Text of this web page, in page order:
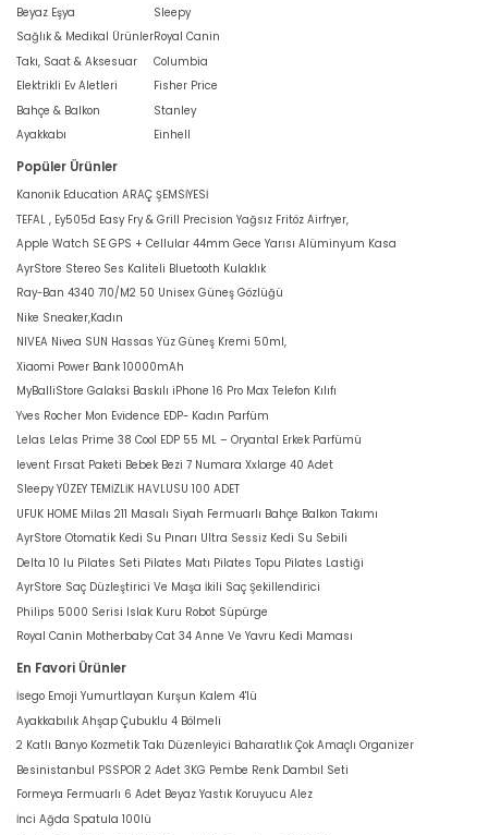
Beyaz Eşya
Sağlık & Medikal Ürünler
Takı, Saat & Aksesuar
Elektrikli Ev Aletleri
Bahçe & Balkon
Ayakkabı
Sleepy
Royal Canin
Columbia
Fisher Price
Stanley
Einhell
Popüler Ürünler
Kanonik Education ARAÇ ŞEMSİYESİ
TEFAL , Ey505d Easy Fry & Grill Precision Yağsız Fritöz Airfryer,
Apple Watch SE GPS + Cellular 44mm Gece Yarısı Alüminyum Kasa
AyrStore Stereo Ses Kaliteli Bluetooth Kulaklık
Ray-Ban 4340 710/M2 50 Unisex Güneş Gözlüğü
Nike Sneaker,Kadın
NIVEA Nivea SUN Hassas Yüz Güneş Kremi 50ml,
Xiaomi Power Bank 10000mAh
MyBalliStore Galaksi Baskılı iPhone 16 Pro Max Telefon Kılıfı
Yves Rocher Mon Evidence EDP- Kadın Parfüm
Lelas Lelas Prime 38 Cool EDP 55 ML – Oryantal Erkek Parfümü
levent Fırsat Paketi Bebek Bezi 7 Numara Xxlarge 40 Adet
Sleepy YÜZEY TEMİZLİK HAVLUSU 100 ADET
UFUK HOME Milas 211 Masalı Siyah Fermuarlı Bahçe Balkon Takımı
AyrStore Otomatik Kedi Su Pınarı Ultra Sessiz Kedi Su Sebili
Delta 10 lu Pilates Seti Pilates Matı Pilates Topu Pilates Lastiği
AyrStore Saç Düzleştirici Ve Maşa İkili Saç Şekillendirici
Philips 5000 Serisi Islak Kuru Robot Süpürge
Royal Canin Motherbaby Cat 34 Anne Ve Yavru Kedi Maması
En Favori Ürünler
İsego Emoji Yumurtlayan Kurşun Kalem 4'lü
Ayakkabılık Ahşap Çubuklu 4 Bölmeli
2 Katlı Banyo Kozmetik Takı Düzenleyici Baharatlık Çok Amaçlı Organizer
Besinistanbul PSSPOR 2 Adet 3KG Pembe Renk Dambıl Seti
Formeya Fermuarlı 6 Adet Beyaz Yastık Koruyucu Alez
İnci Ağda Spatula 100lü